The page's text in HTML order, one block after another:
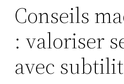
Conseils
: valoriser
avec